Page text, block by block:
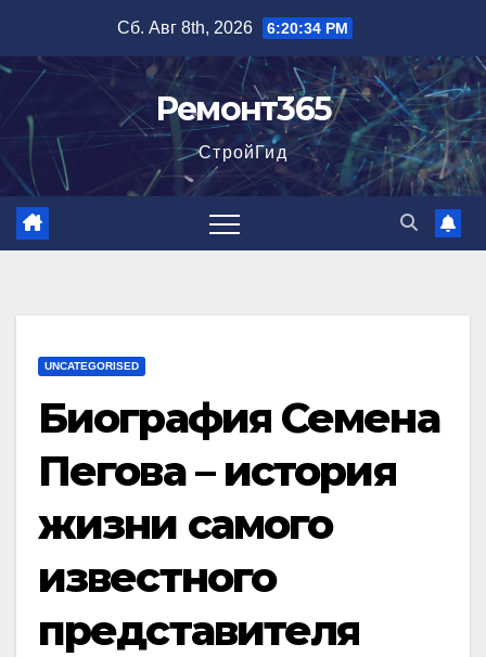
содержимому
Сб. Авг 8th, 2026 6:20:35 PM
Ремонт365
СтройГид
UNCATEGORISED
Биография Семена
Пегова – история
жизни самого
известного
представителя